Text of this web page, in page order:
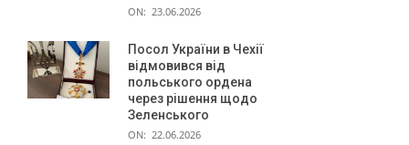
ON: 23.06.2026
Посол України в Чехії
відмовився від
польського ордена
через рішення щодо
Зеленського
ON: 22.06.2026